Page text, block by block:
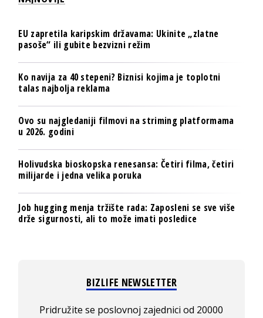
EU zapretila karipskim državama: Ukinite „zlatne
pasoše“ ili gubite bezvizni režim
Ko navija za 40 stepeni? Biznisi kojima je toplotni
talas najbolja reklama
Ovo su najgledaniji filmovi na striming platformama
u 2026. godini
Holivudska bioskopska renesansa: Četiri filma, četiri
milijarde i jedna velika poruka
Job hugging menja tržište rada: Zaposleni se sve više
drže sigurnosti, ali to može imati posledice
BIZLIFE NEWSLETTER
Pridružite se poslovnoj zajednici od 20000